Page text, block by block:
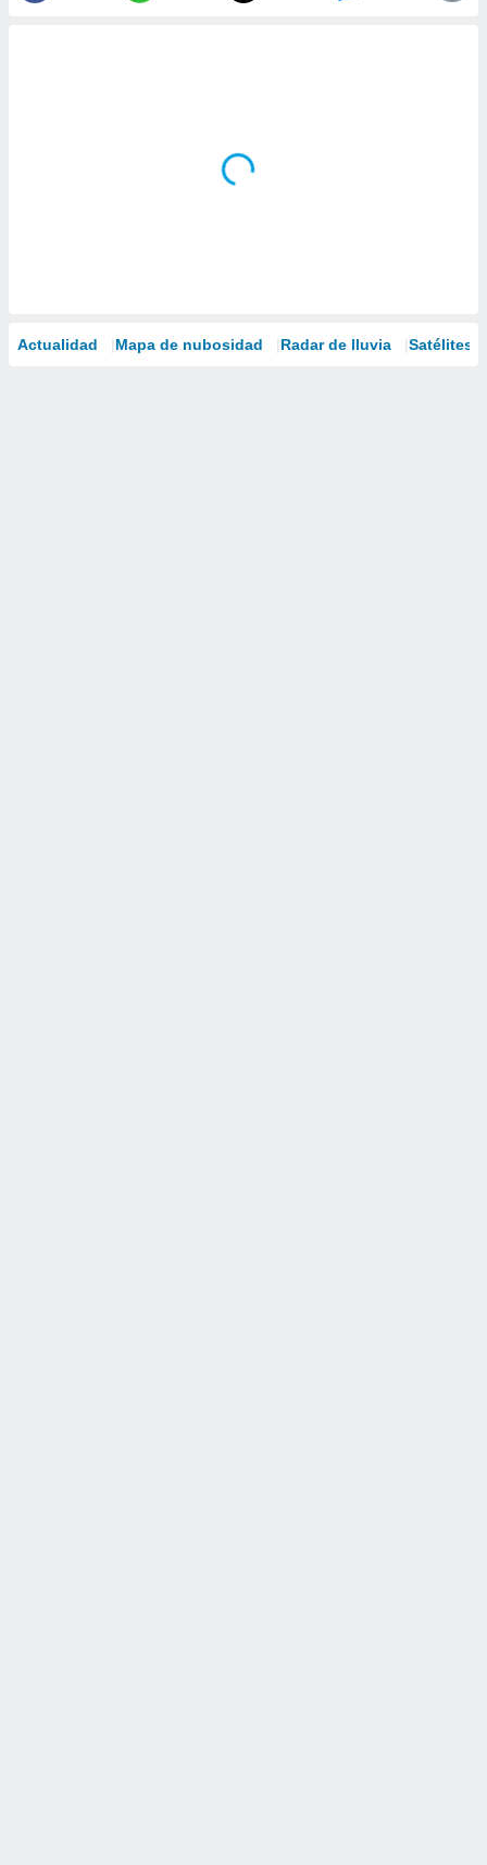
Actualidad Mapa de nubosidad Radar de lluvia Satélites